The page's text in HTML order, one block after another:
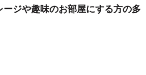
ージや趣味のお部屋にする方の多